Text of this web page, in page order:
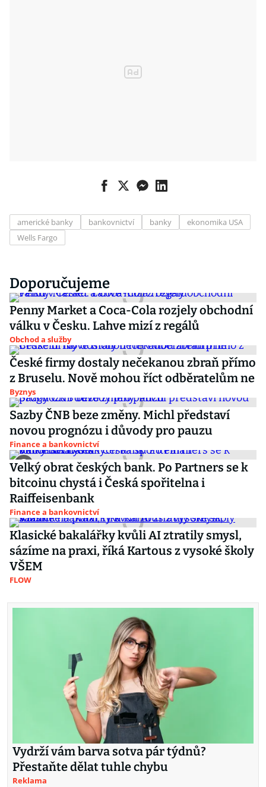
americké banky bankovnictví banky
ekonomika USA
Wells Fargo
Doporučujeme
Penny Market a Coca-Cola rozjely obchodní
válku v Česku. Lahve mizí z regálů
Obchod a služby
České firmy dostaly nečekanou zbraň přímo
z Bruselu. Nově mohou říct odběratelům ne
Byznys
Sazby ČNB beze změny. Michl představí
novou prognózu i důvody pro pauzu
Finance a bankovnictví
Velký obrat českých bank. Po Partners se k
bitcoinu chystá i Česká spořitelna i
Raiffeisenbank
Finance a bankovnictví
Klasické bakalářky kvůli AI ztratily smysl,
sázíme na praxi, říká Kartous z vysoké školy
VŠEM
FLOW
Vydrží vám barva sotva pár týdnů?
Přestaňte dělat tuhle chybu
Reklama